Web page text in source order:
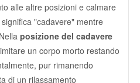
alle altre posizioni e calmare
"cadavere" mentre
posizione del cadavere
un corpo morto restando
pur rimanendo
di un rilassamento